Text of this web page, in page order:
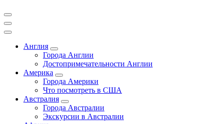
Англия
Города Англии
Достопримечательности Англии
Америка
Города Америки
Что посмотреть в США
Австралия
Города Австралии
Экскурсии в Австралии